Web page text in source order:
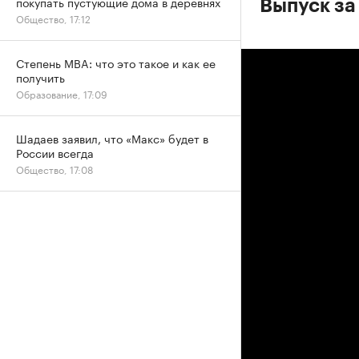
Выпуск
Общество, 17:12
Степень MBA: что это такое и как ее
получить
Образование, 17:09
Шадаев заявил, что «Макс» будет в
России всегда
Общество, 17:08